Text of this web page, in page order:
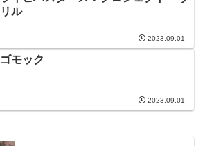
リル
2023.09.01
ゴモック
2023.09.01